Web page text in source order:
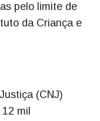
pelo limite de
da Criança e
(CNJ)
mil